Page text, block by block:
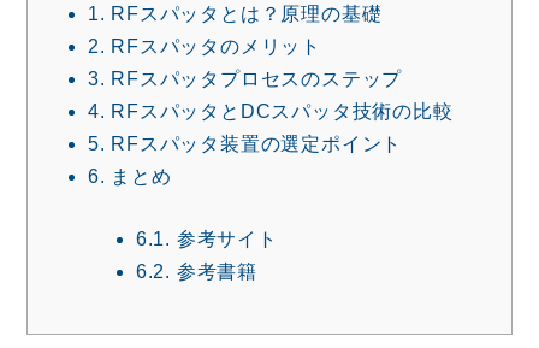
1. RFスパッタとは？原理の基礎
2. RFスパッタのメリット
3. RFスパッタプロセスのステップ
4. RFスパッタとDCスパッタ技術の比較
5. RFスパッタ装置の選定ポイント
6. まとめ
6.1. 参考サイト
6.2. 参考書籍